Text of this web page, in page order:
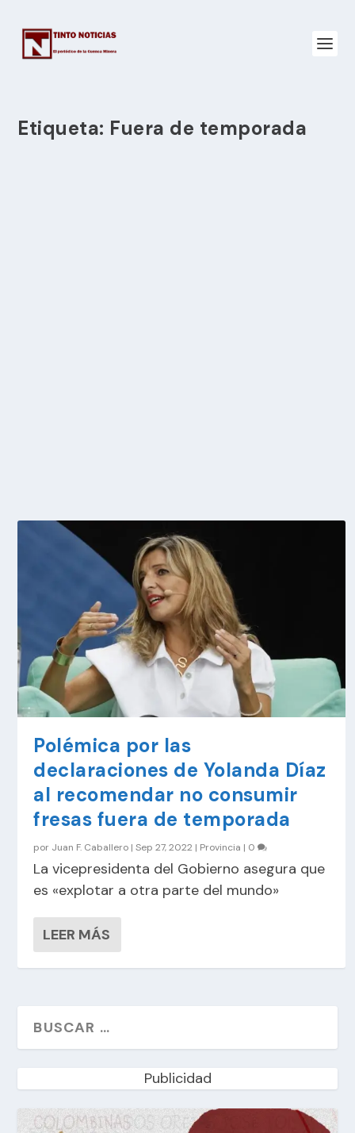
Etiqueta: Fuera de temporada
Polémica por las
declaraciones de Yolanda Díaz
al recomendar no consumir
fresas fuera de temporada
por Juan F. Caballero |Sep 27, 2022 | Provincia | 0
La vicepresidenta del Gobierno asegura que
es «explotar a otra parte del mundo»
LEER MÁS
Publicidad